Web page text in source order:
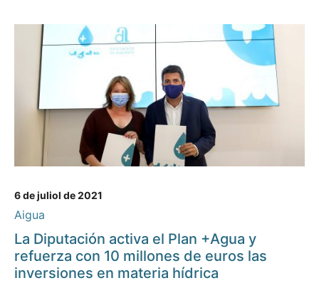
6 de juliol de 2021
Aigua
La Diputación activa el Plan +Agua y
refuerza con 10 millones de euros las
inversiones en materia hídrica